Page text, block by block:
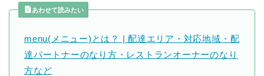
あわせて読みたい
menu(メニュー)とは？ | 配達エリア・対応地域・配
達パートナーのなり方・レストランオーナーのなり
方など